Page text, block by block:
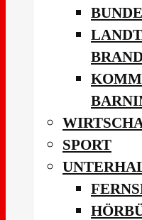
SPORT